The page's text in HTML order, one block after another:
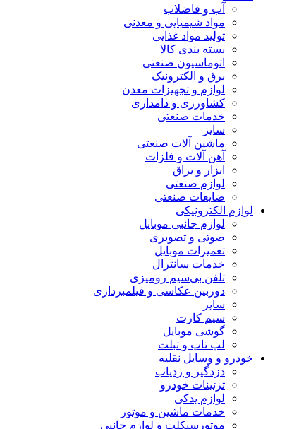
آب و فاضلاب
مواد شیمیایی و معدنی
تولید مواد غذایی
بسته بندی کالا
اتوماسیون صنعتی
برق و الکترونیک
لوازم و تجهیزات معدن
کشاورزی و دامداری
خدمات صنعتی
سایر
ماشین آلات صنعتی
آهن آلات و فلزات
ابزار و یراق
لوازم صنعتی
ضایعات صنعتی
لوازم الکترونیکی
لوازم جانبی موبایل
صوتی و تصویری
تعمیرات موبایل
خدمات سانترال
تلفن بی‌سیم رومیزی
دوربین عکاسی و فیلمبرداری
سایر
سیم کارت
گوشی موبایل
لپ تاپ و تبلت
خودرو و وسایل نقلیه
دزدگیر و ردیاب
تزئینات خودرو
لوازم یدکی
خدمات ماشین و موتور
موتورسیکلت و لوازم جانبی